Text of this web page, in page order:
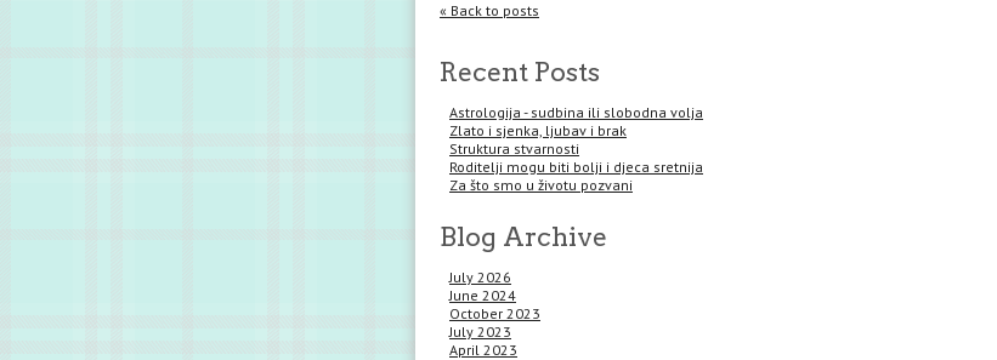
« Back to posts
Recent Posts
Astrologija - sudbina ili slobodna volja
Zlato i sjenka, ljubav i brak
Struktura stvarnosti
Roditelji mogu biti bolji i djeca sretnija
Za što smo u životu pozvani
Blog Archive
July 2026
June 2024
October 2023
July 2023
April 2023